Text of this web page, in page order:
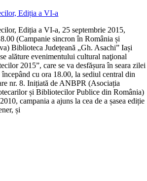
Ediția a VI-a
Ediția a VI-a, 25 septembrie 2015,
(Campanie sincron în România și
Biblioteca Județeană „Gh. Asachi” Iași
alăture evenimentului cultural naţional
2015”, care se va desfășura în seara zilei
începând cu ora 18.00, la sediul central din
nr. 8. Inițiată de ANBPR (Asociația
și Bibliotecilor Publice din România)
campania a ajuns la cea de a șasea ediție
și